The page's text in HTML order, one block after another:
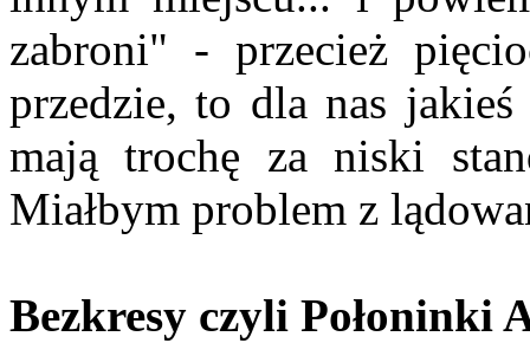
zabroni" - przecież
przedzie, to dla nas
mają trochę za niski
Miałbym problem z
Bezkresy czyli Połoninki